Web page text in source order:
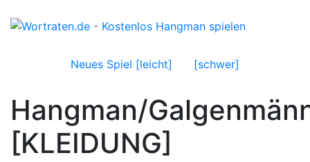
Neues Spiel [leicht] [schwer]
Hangman/
[KLEIDUNG]